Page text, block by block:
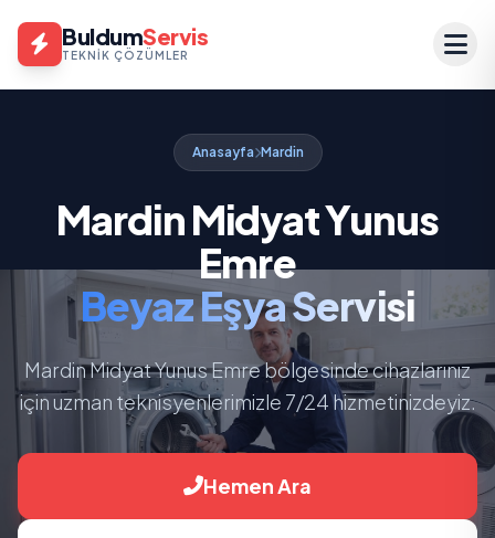
BuldumServis
TEKNIK ÇÖZÜMLER
Anasayfa Mardin
Mardin Midyat Yunus
Emre
Beyaz Eşya Servisi
Mardin Midyat Yunus Emre bölgesinde cihazlarınız
için uzman teknisyenlerimizle 7/24 hizmetinizdeyiz.
Hemen Ara